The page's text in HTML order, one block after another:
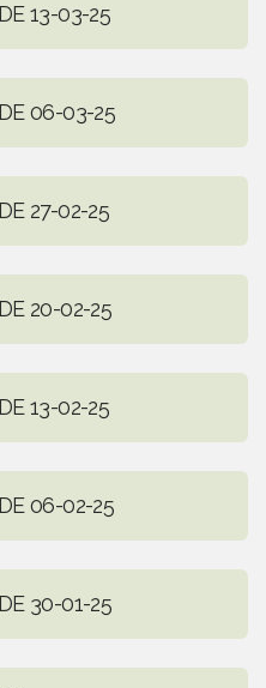
13-03-25
06-03-25
27-02-25
20-02-25
13-02-25
06-02-25
30-01-25